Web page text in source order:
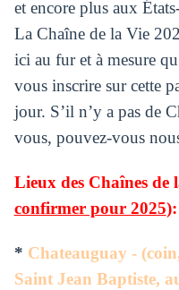
et encore plus aux
La Chaîne de la Vie
ici au fur et à mesure
vous inscrire sur cette
jour. S’il n’y a pas de
vous, pouvez-vous
Lieux des Chaînes de
confirmer pour 2025):
* Chateauguay - (
Saint Jean Baptiste,